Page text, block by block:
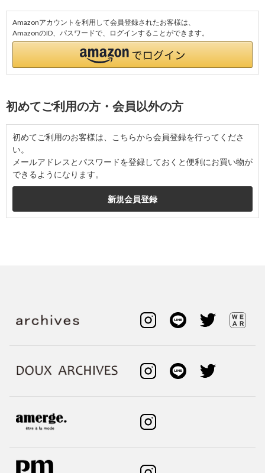
Amazonアカウントを利用して会員登録されたお客様は、
AmazonのID、パスワードで、ログインすることができます。
初めてご利用の方・会員以外の方
初めてご利用のお客様は、こちらから会員登録を行ってくださ
い。
メールアドレスとパスワードを登録しておくと便利にお買い物が
できるようになります。